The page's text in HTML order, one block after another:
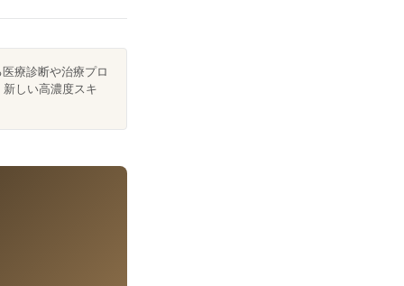
療診断や治療プロ
しい高濃度スキ